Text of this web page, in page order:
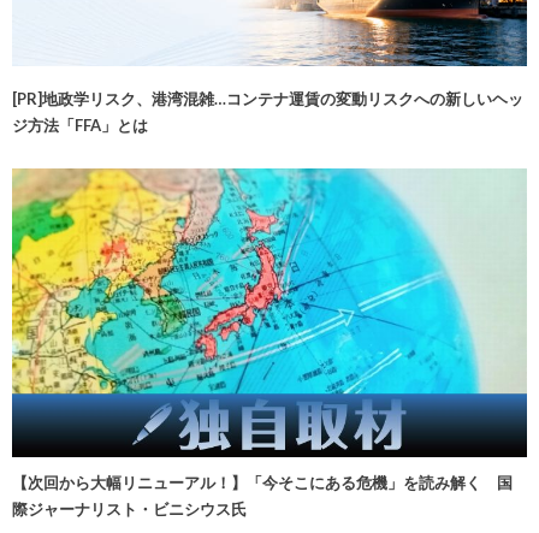
[PR]地政学リスク、港湾混雑…コンテナ運賃の変動リスクへの新しいヘッ
ジ方法「FFA」とは
【次回から大幅リニューアル！】「今そこにある危機」を読み解く 国
際ジャーナリスト・ビニシウス氏